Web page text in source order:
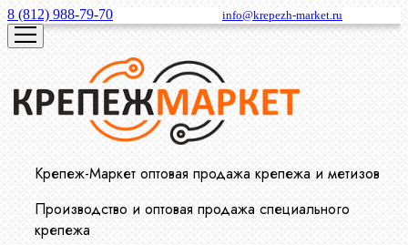
8 (812) 988-79-70 info@krepezh-market.ru
Крепеж-Маркет оптовая продажа крепежа и метизов
Производство и оптовая продажа специального
крепежа